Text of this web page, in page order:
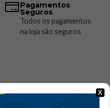
Pagamentos
Seguros
Todos os pagamentos
na loja são seguros
X